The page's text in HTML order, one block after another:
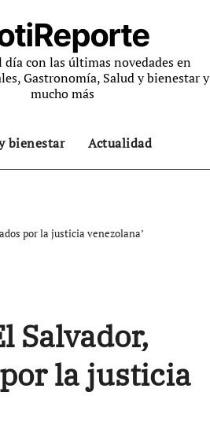
con las últimas novedades en
Gastronomía, Salud y bienestar y
mucho más
bienestar Actualidad
por la justicia venezolana’
Salvador,
la justicia